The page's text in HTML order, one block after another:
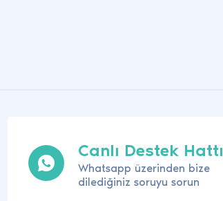
Canlı Destek Hattı
Whatsapp üzerinden bize
dilediğiniz soruyu sorun